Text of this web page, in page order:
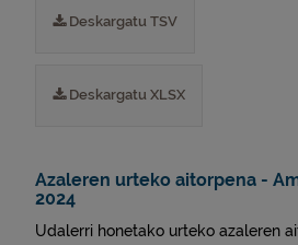
Deskargatu TSV
Deskargatu XLSX
Azaleren urteko aitorpena -
2024
Udalerri honetako urteko azaleren